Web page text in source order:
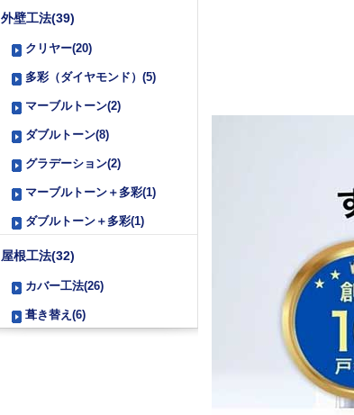
外壁工法(39)
クリヤー(20)
多彩（ダイヤモンド）(5)
マーブルトーン(2)
ダブルトーン(8)
グラデーション(2)
マーブルトーン＋多彩(1)
ダブルトーン＋多彩(1)
屋根工法(32)
カバー工法(26)
葺き替え(6)